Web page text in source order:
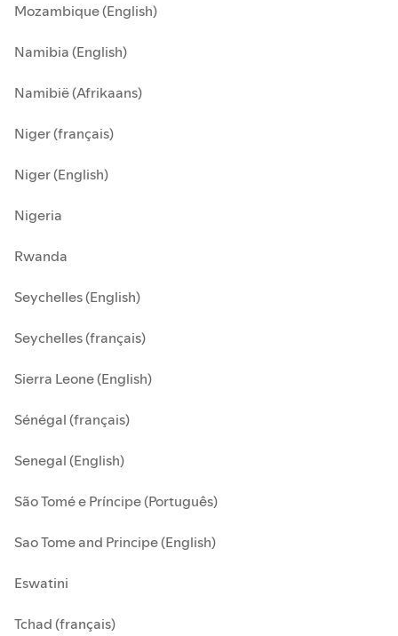
Mozambique (English)
Namibia (English)
Namibië (Afrikaans)
Niger (français)
Niger (English)
Nigeria
Rwanda
Seychelles (English)
Seychelles (français)
Sierra Leone (English)
Sénégal (français)
Senegal (English)
São Tomé e Príncipe (Português)
Sao Tome and Principe (English)
Eswatini
Tchad (français)